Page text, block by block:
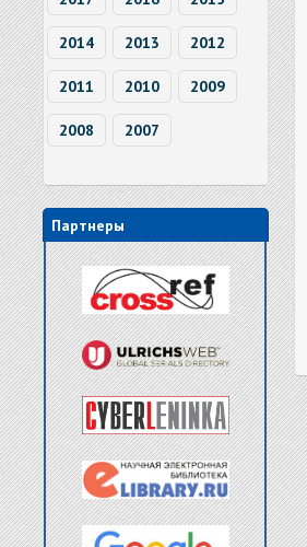
2014 2013 2012
2011 2010 2009
2008 2007
Партнеры